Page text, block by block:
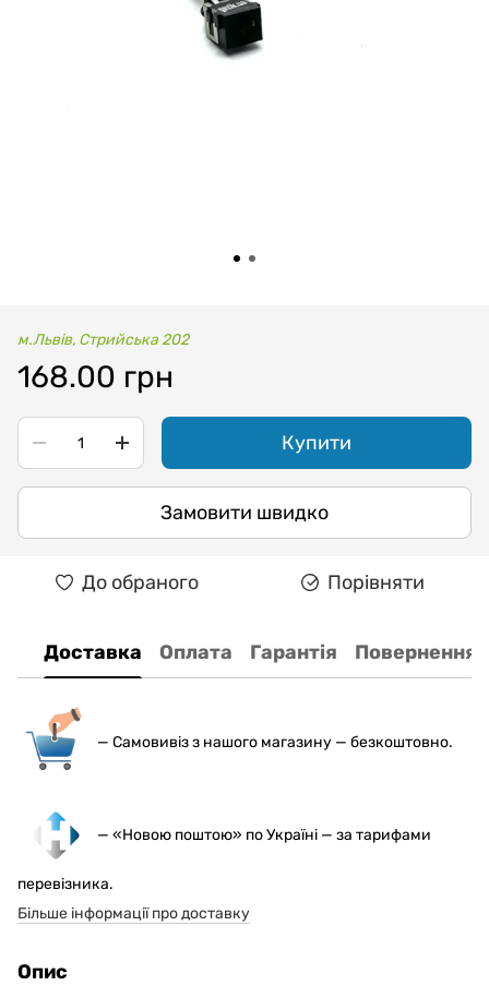
м.Львів, Стрийська 202
168.00 грн
Купити
Замовити швидко
До обраного Порівняти
Доставка Оплата Гарантія Повернення
— Самовивіз з нашого магазину — безкоштовно.
— «Новою поштою» по Україні — за тарифами
перевізника.
Більше інформації про доставку
Опис